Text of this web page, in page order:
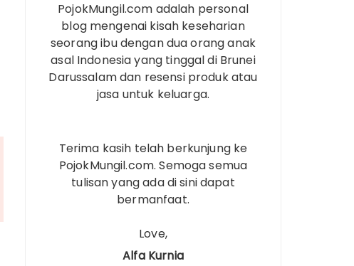
PojokMungil.com adalah personal
blog mengenai kisah keseharian
seorang ibu dengan dua orang anak
asal Indonesia yang tinggal di Brunei
Darussalam dan resensi produk atau
jasa untuk keluarga.
Terima kasih telah berkunjung ke
PojokMungil.com. Semoga semua
tulisan yang ada di sini dapat
bermanfaat.
Love,
Alfa Kurnia